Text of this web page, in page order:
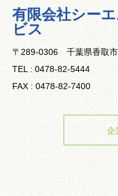
有限会社シー
ビス
〒289-0306 千葉県香取
TEL : 0478-82-5444
FAX : 0478-82-7400
企